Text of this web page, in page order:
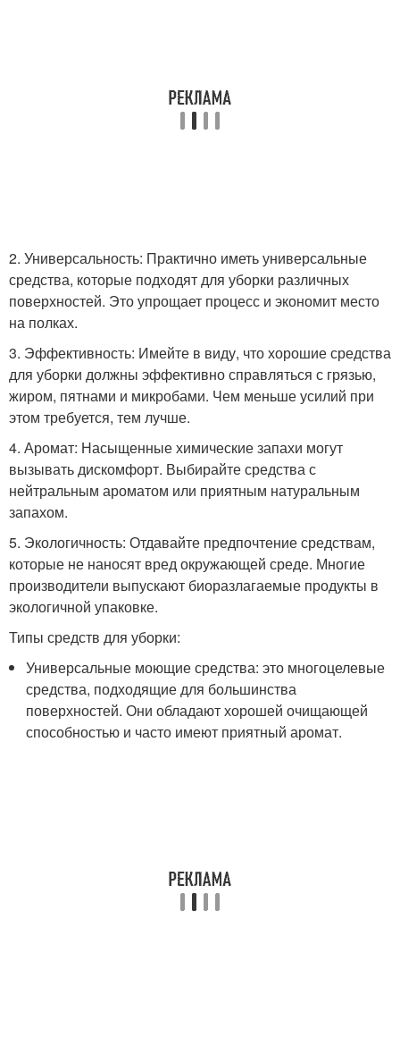
2. Универсальность: Практично иметь универсальные
средства, которые подходят для уборки различных
поверхностей. Это упрощает процесс и экономит место
на полках.
3. Эффективность: Имейте в виду, что хорошие средства
для уборки должны эффективно справляться с грязью,
жиром, пятнами и микробами. Чем меньше усилий при
этом требуется, тем лучше.
4. Аромат: Насыщенные химические запахи могут
вызывать дискомфорт. Выбирайте средства с
нейтральным ароматом или приятным натуральным
запахом.
5. Экологичность: Отдавайте предпочтение средствам,
которые не наносят вред окружающей среде. Многие
производители выпускают биоразлагаемые продукты в
экологичной упаковке.
Типы средств для уборки:
Универсальные моющие средства: это многоцелевые
средства, подходящие для большинства
поверхностей. Они обладают хорошей очищающей
способностью и часто имеют приятный аромат.